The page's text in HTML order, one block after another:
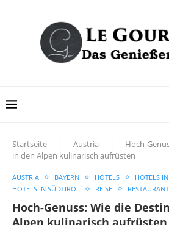
Startseite | Austria |
Hoch-
in den Alpen kulinarisch aufrüsten
AUSTRIA BAYERN HOTELS
HOTELS
HOTELS IN SÜDTIROL
REISE
Hoch-Genuss: Wie die